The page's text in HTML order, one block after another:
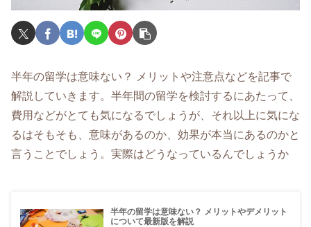
半年の留学は意味ない？ メリットや注意点などを記事で
解説していきます。半年間の留学を検討するにあたって、
費用などがとても気になるでしょうが、それ以上に気にな
るはそもそも、意味があるのか、効果が本当にあるのかと
言うことでしょう。実際はどうなっているんでしょうか
半年の留学は意味ない？ メリットやデメリット
について最新版を解説